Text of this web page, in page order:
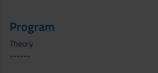
Program
Theory
------